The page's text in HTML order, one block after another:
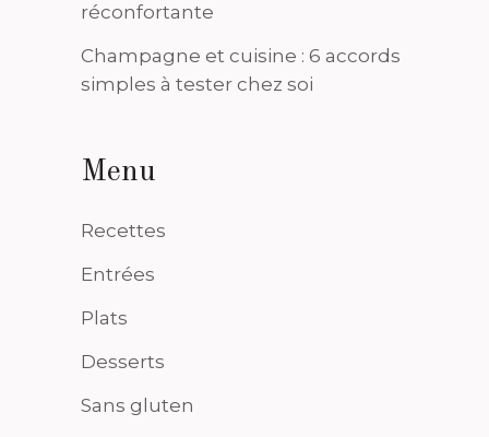
réconfortante
Champagne et cuisine : 6 accords
simples à tester chez soi
Menu
Recettes
Entrées
Plats
Desserts
Sans gluten